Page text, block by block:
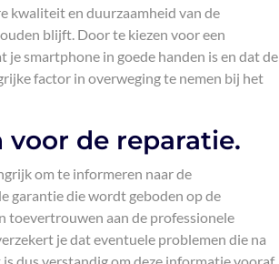
kwaliteit en duurzaamheid van de
blijft. Door te kiezen voor een
smartphone in goede handen is en dat de
factor in overweging te nemen bij het
de reparatie.
om te informeren naar de
garantie die wordt geboden op de
toevertrouwen aan de professionele
je dat eventuele problemen die na